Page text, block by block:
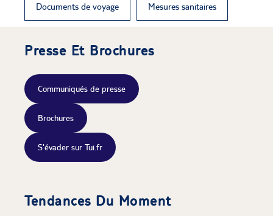
Documents de voyage Mesures sanitaires
Presse Et Brochures
Communiqués de presse
Brochures
S'évader sur Tui.fr
Tendances Du Moment